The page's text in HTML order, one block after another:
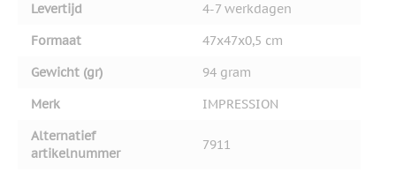
Levertijd
4-7 werkdagen
Formaat
47x47x0,5 cm
Gewicht (gr)
94 gram
Merk
IMPRESSION
Alternatief
artikelnummer
7911